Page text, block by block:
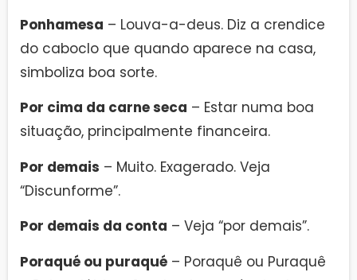
Ponhamesa – Louva-a-deus. Diz a crendice
do caboclo que quando aparece na casa,
simboliza boa sorte.
Por cima da carne seca – Estar numa boa
situação, principalmente financeira.
Por demais – Muito. Exagerado. Veja
“Discunforme”.
Por demais da conta – Veja “por demais”.
Poraqué ou puraqué – Poraquê ou Puraquê